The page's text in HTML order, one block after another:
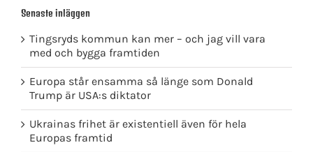
Senaste inläggen
Tingsryds kommun kan mer – och jag vill vara
med och bygga framtiden
Europa står ensamma så länge som Donald
Trump är USA:s diktator
Ukrainas frihet är existentiell även för hela
Europas framtid